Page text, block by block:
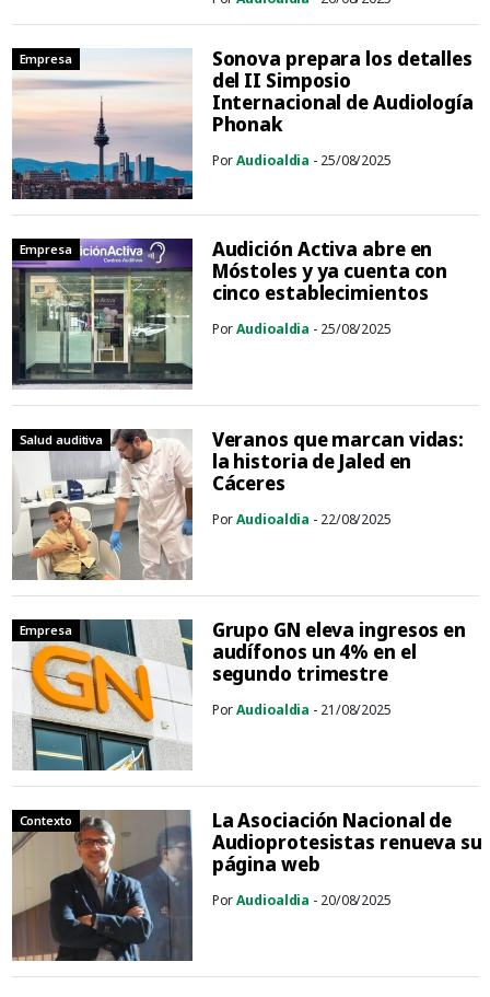
Empresa
Sonova prepara los detalles
del II Simposio
Internacional de Audiología
Phonak
PorAudioaldia - 25/08/2025
Empresa
Audición Activa abre en
Móstoles y ya cuenta con
cinco establecimientos
PorAudioaldia - 25/08/2025
Salud auditiva
Veranos que marcan vidas:
la historia de Jaled en
Cáceres
PorAudioaldia - 22/08/2025
Empresa
Grupo GN eleva ingresos en
audífonos un 4% en el
segundo trimestre
PorAudioaldia - 21/08/2025
Contexto
La Asociación Nacional de
Audioprotesistas renueva su
página web
PorAudioaldia - 20/08/2025